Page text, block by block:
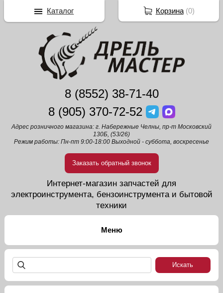
8 (8552) 38-71-40
8 (905) 370-72-52
Адрес розничного магазина: г. Набережные Челны, пр-т Московский
130Б, (53/26)
Режим работы: Пн-пт 9:00-18:00 Выходной - суббота, воскресенье
Заказать обратный звонок
Интернет-магазин запчастей для
электроинструмента, бензоинструмента и бытовой
техники
Корзина(0)
Каталог